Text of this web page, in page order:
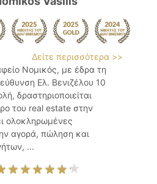
Δείτε περισσότερα >>
Νομικός, με έδρα τη
Ελ. Βενιζέλου 10
δραστηριοποιείται
του real estate στην
ολοκληρωμένες
αγορά, πώληση και
...